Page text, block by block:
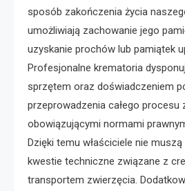
sposób zakończenia życia
umożliwiają zachowanie jego
uzyskanie prochów lub pamiątek
Profesjonalne krematoria
sprzętem oraz doświadczeniem
przeprowadzenia całego procesu
obowiązującymi normami
Dzięki temu właściciele nie
kwestie techniczne związane z
transportem zwierzęcia.